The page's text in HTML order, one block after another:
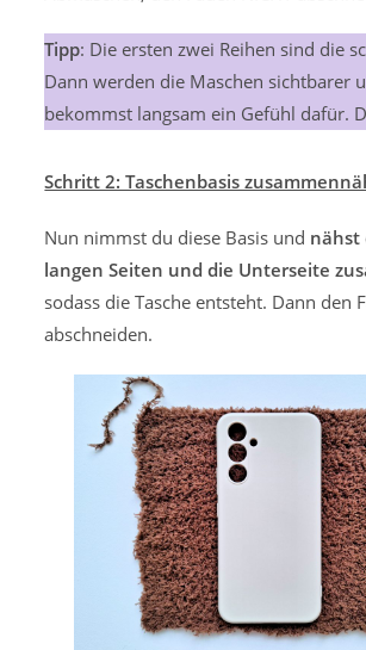
Tipp: Die ersten zwei Reihen sind die
Dann werden die Maschen sichtbarer
bekommst langsam ein Gefühl dafür.
Schritt 2: Taschenbasis
Nun nimmst du diese Basis und nähst
langen Seiten und die Unterseite
sodass die Tasche entsteht. Dann den
abschneiden.